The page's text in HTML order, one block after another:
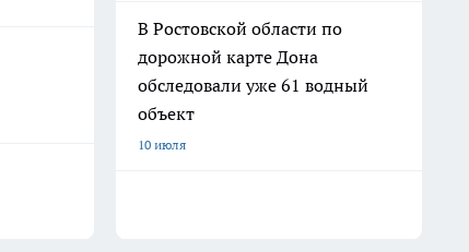
В Ростовской области по
дорожной карте Дона
обследовали уже 61 водный
объект
10 июля